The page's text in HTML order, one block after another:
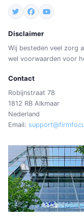
Disclaimer
Wij besteden veel zorg
wel voorwaarden voor
Contact
Robijnstraat 78
1812 RB Alkmaar
Nederland
Email: